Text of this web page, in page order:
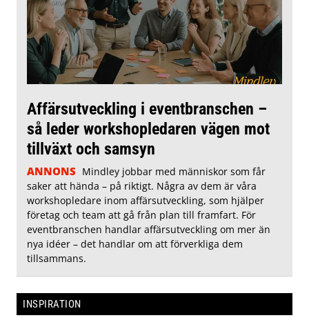
Affärsutveckling i eventbranschen –
så leder workshopledaren vägen mot
tillväxt och samsyn
ANNONS Mindley jobbar med människor som får
saker att hända – på riktigt. Några av dem är våra
workshopledare inom affärsutveckling, som hjälper
företag och team att gå från plan till framfart. För
eventbranschen handlar affärsutveckling om mer än
nya idéer – det handlar om att förverkliga dem
tillsammans.
INSPIRATION